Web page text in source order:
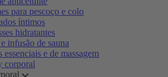
para pescoço e colo
íntimos
hidratantes
infusão de sauna
essenciais e de massagem
corporal